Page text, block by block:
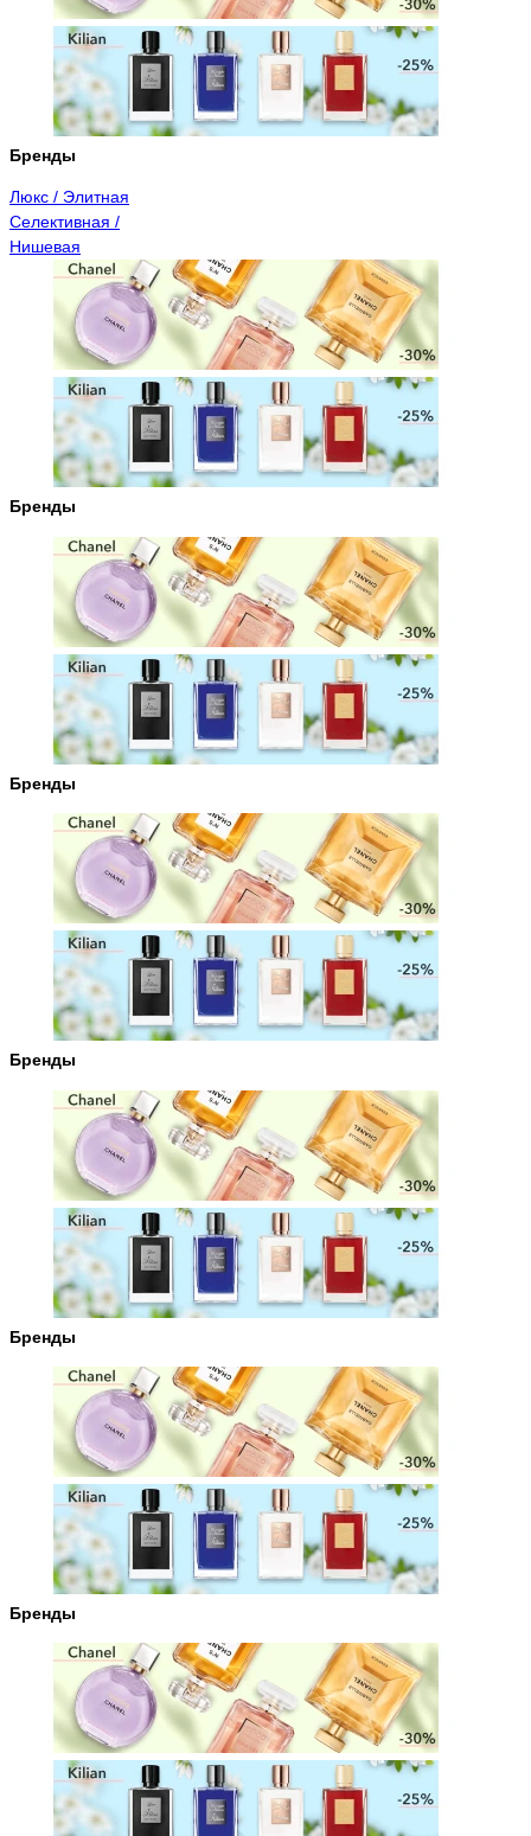
Бренды
Люкс / Элитная
Селективная /
Нишевая
Бренды
Бренды
Бренды
Бренды
Бренды